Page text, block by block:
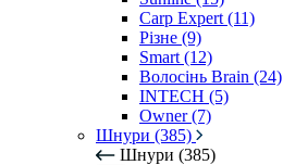
Carp Expert (11)
Різне (9)
Smart (12)
Волосінь Brain (24)
INTECH (5)
Owner (7)
Шнури (385)
Шнури (385)